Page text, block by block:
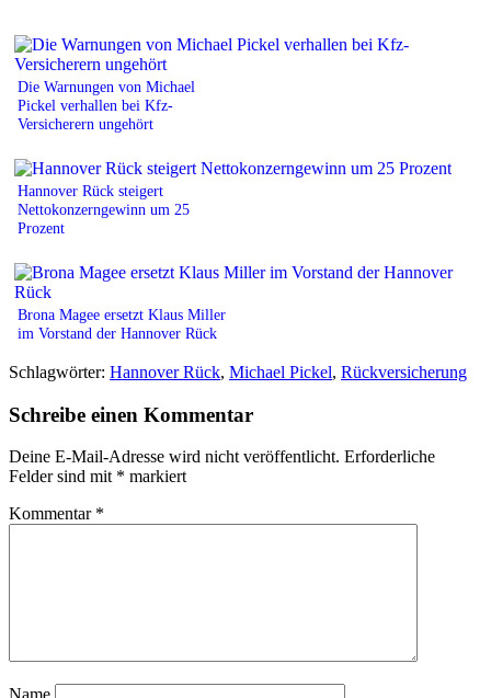
Die Warnungen von Michael
Pickel verhallen bei Kfz-
Versicherern ungehört
Hannover Rück steigert
Nettokonzerngewinn um 25
Prozent
Brona Magee ersetzt Klaus Miller
im Vorstand der Hannover Rück
Schlagwörter: Hannover Rück, Michael Pickel, Rückversicherung
Schreibe einen Kommentar
Deine E-Mail-Adresse wird nicht veröffentlicht. Erforderliche
Felder sind mit * markiert
Kommentar *